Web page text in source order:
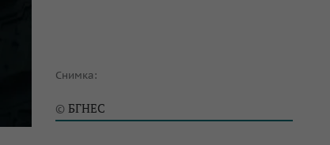
Снимка:
© БГНЕС